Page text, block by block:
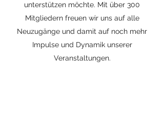
unterstützen möchte. Mit über 300
Mitgliedern freuen wir uns auf alle
Neuzugänge und damit auf noch mehr
Impulse und Dynamik unserer
Veranstaltungen.